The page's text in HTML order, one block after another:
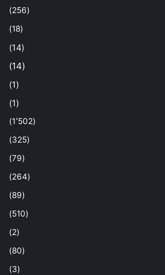
(256)
(18)
(14)
(14)
(1)
(1)
(1٬502)
(325)
(79)
(264)
(89)
(510)
(2)
(80)
(3)